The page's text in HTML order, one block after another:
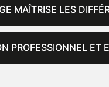
MAÎTRISE LES
PROFESSIONNEL ET